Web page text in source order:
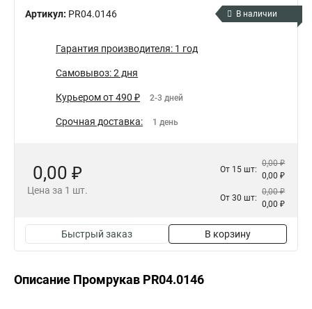
Артикул: PR04.0146 В наличии
Гарантия производителя: 1 год
Самовывоз: 2 дня
Курьером от 490 ₽ 2-3 дней
Срочная доставка: 1 день
0,00 ₽
Цена за 1 шт.
От 15 шт:
0,00 ₽
0,00 ₽
От 30 шт:
0,00 ₽
0,00 ₽
Быстрый заказ В корзину
Описание Промрукав PR04.0146